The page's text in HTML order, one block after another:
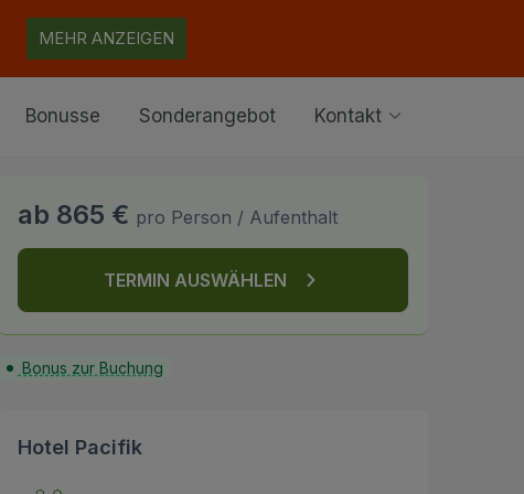
MEHR ANZEIGEN
Bonusse Sonderangebot Kontakt
ab 865 € pro Person / Aufenthalt
TERMIN AUSWÄHLEN
Bonus zur Buchung
Hotel Pacifik